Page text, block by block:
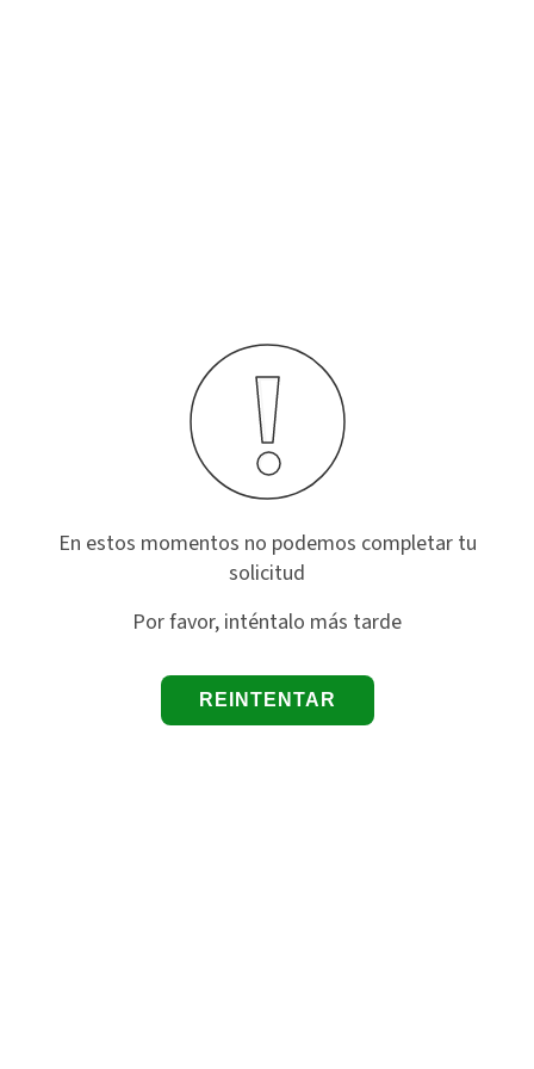
En estos momentos no podemos completar tu
solicitud
Por favor, inténtalo más tarde
REINTENTAR